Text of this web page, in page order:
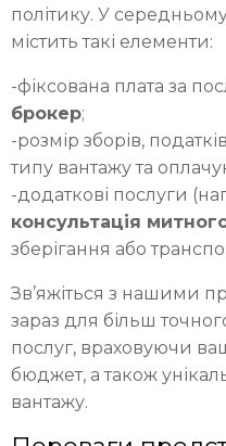
політику. У
містить такі елементи:
-фіксована плата за
брокер;
-розмір зборів,
типу вантажу та
-додаткові послуги
консультація
зберігання або
Зв’яжіться з нашими
зараз для більш
послуг, враховуючи
бюджет, а також
вантажу.